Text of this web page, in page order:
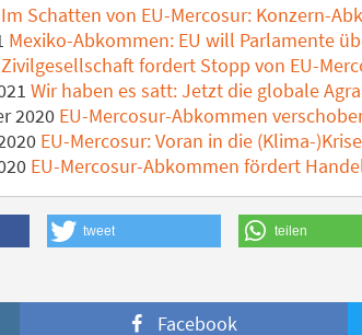
Im Schatten von EU-Mercosur: Konzern-
Mexiko-Abkommen: EU will Parlamente
Zivilgesellschaft fordert Stopp von EU-
Wir haben es satt: Jetzt die globale
2020 EU-Mercosur-Abkommen
EU-Mercosur: Voran in die (Klima-)Krise
EU-Mercosur-Abkommen fördert
tweet teilen
Facebook